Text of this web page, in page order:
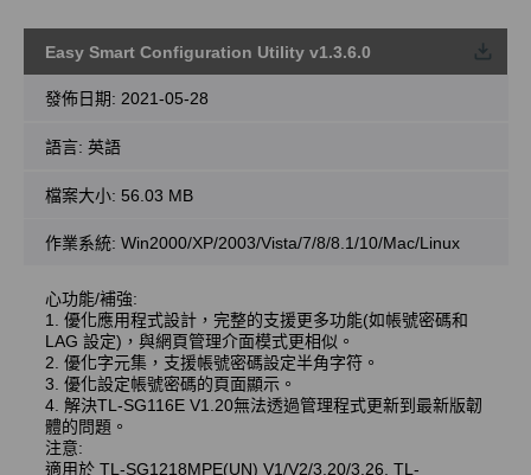
Easy Smart Configuration Utility v1.3.6.0
發佈日期: 2021-05-28
語言: 英語
檔案大小: 56.03 MB
作業系統: Win2000/XP/2003/Vista/7/8/8.1/10/Mac/Linux
心功能/補強:
1. 優化應用程式設計，完整的支援更多功能(如帳號密碼和
LAG 設定)，與網頁管理介面模式更相似。
2. 優化字元集，支援帳號密碼設定半角字符。
3. 優化設定帳號密碼的頁面顯示。
4. 解決TL-SG116E V1.20無法透過管理程式更新到最新版韌
體的問題。
注意:
適用於 TL-SG1218MPE(UN) V1/V2/3.20/3.26, TL-